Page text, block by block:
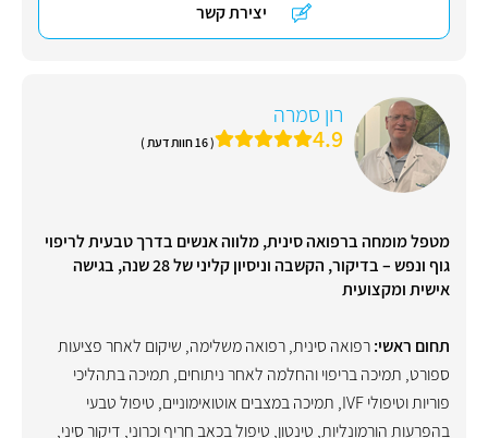
יצירת קשר
רון סמרה
4.9 ( 16 חוות דעת )
מטפל מומחה ברפואה סינית, מלווה אנשים בדרך טבעית לריפוי
גוף ונפש – בדיקור, הקשבה וניסיון קליני של 28 שנה, בגישה
אישית ומקצועית
תחום ראשי:רפואה סינית,רפואה משלימה, שיקום לאחר פציעות
ספורט, תמיכה בריפוי והחלמה לאחר ניתוחים, תמיכה בתהליכי
פוריות וטיפולי IVF
, תמיכה במצבים אוטואימוניים, טיפול טבעי
בהפרעות הורמונליות, טינטון, טיפול בכאב חריף וכרוני, דיקור סיני,